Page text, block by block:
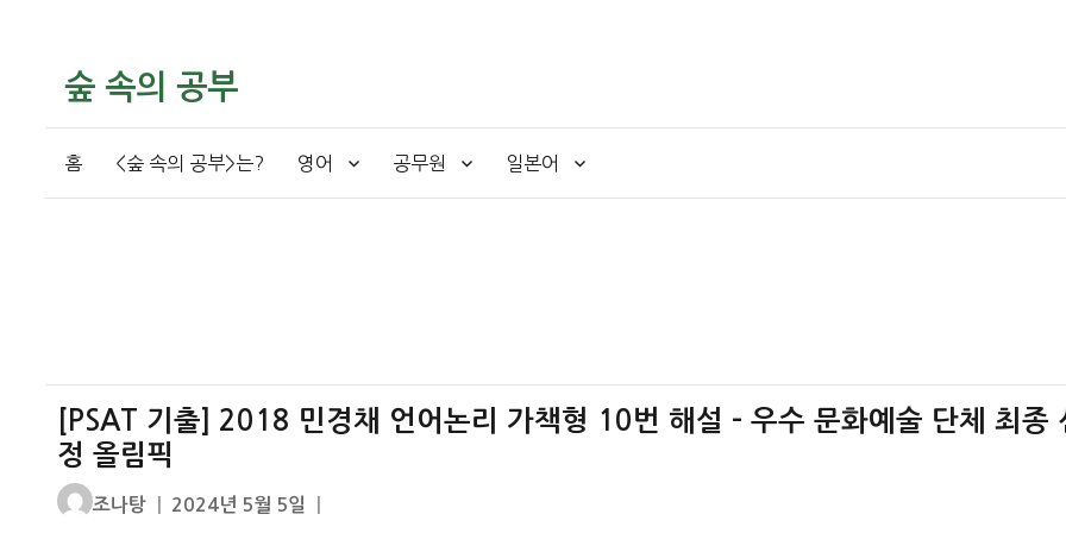
숲 속의 공부
홈 <숲 속의 공부>는? 영어 공무원 일본어
[PSAT 기출] 2018 민경채 언어논리 가책형 10번 해설 – 우수 문화예술 단체 최종
정 올림픽
글
조나탕
작
2024년 5월 5일